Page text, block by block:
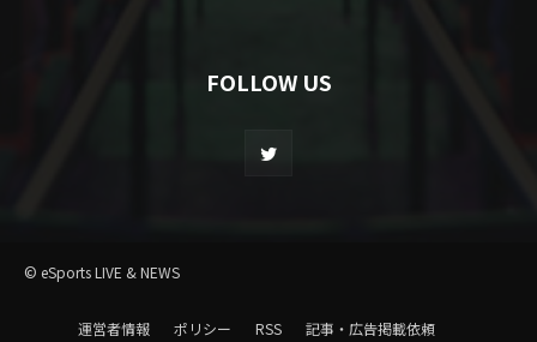
FOLLOW US
© eSports LIVE & NEWS
運営者情報 ポリシー RSS 記事・広告掲載依頼